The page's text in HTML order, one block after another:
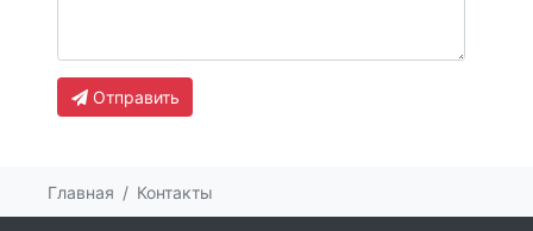
Отправить
Главная Контакты